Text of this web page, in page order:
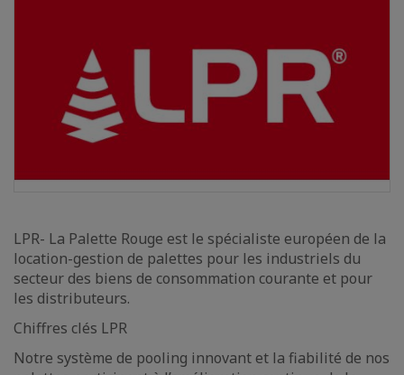
LPR- La Palette Rouge est le spécialiste européen de la
location-gestion de palettes pour les industriels du
secteur des biens de consommation courante et pour
les distributeurs.
Chiffres clés LPR
Notre système de pooling innovant et la fiabilité de nos